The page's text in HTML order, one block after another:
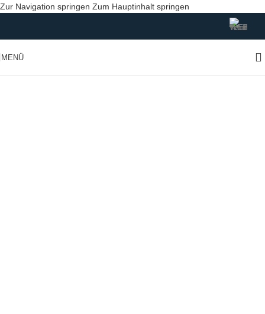
Zur Navigation springen Zum Hauptinhalt springen
MENÜ